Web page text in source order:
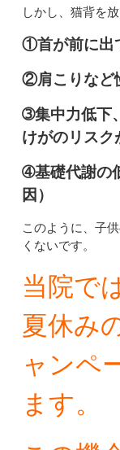
しかし、猫背を
①首が前に出
②肩こりなど
➂集中力低下
けがのリスク
➃基礎代謝の
因）
このように、子
くないです。
当院で
夏休み
ャンペ
ます。